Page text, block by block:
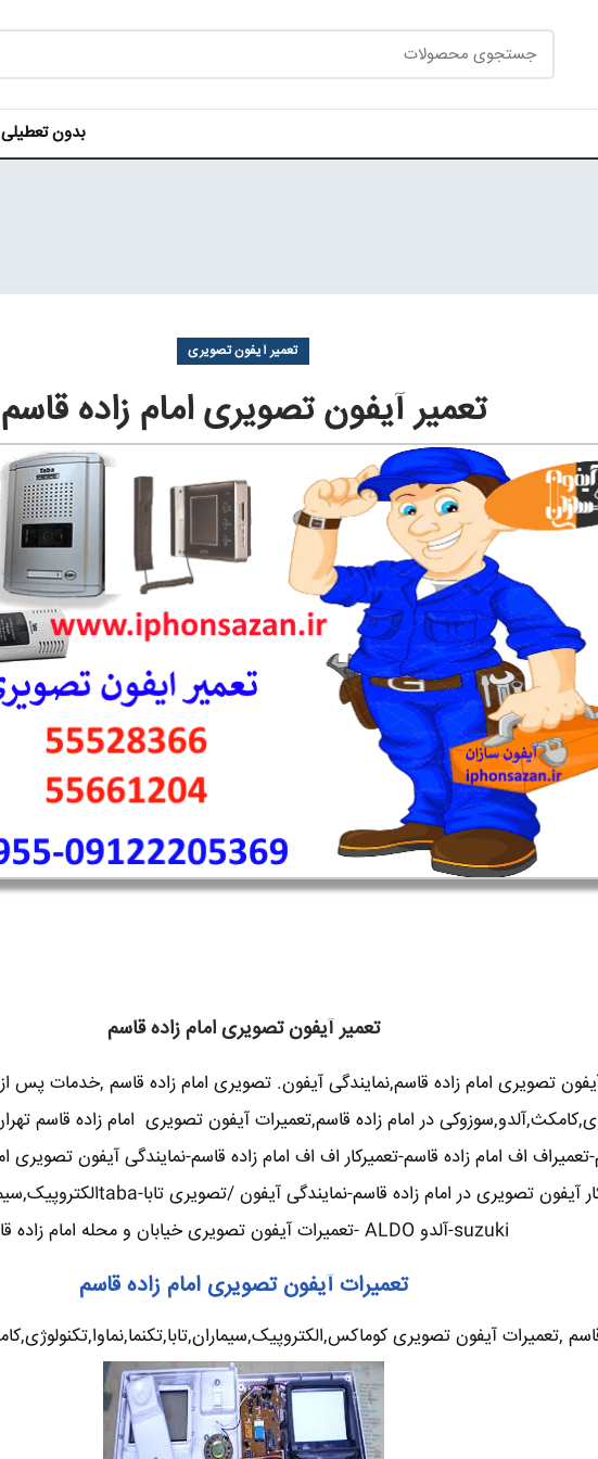
بدون تعطیلی هر
تعمیر آیفون تصویری
تعمیر آیفون تصویری امام زاده قاسم
تعمیر آیفون تصویری امام زاده قاسم
تصویری امام زاده قاسم,نمایندگی آیفون. تصویری امام زاده قاسم ,خدمات
در امام زاده قاسم,تعمیرات آیفون تصویری امام زاده قاسم
اف امام زاده قاسم-تعمیرکار اف اف امام زاده قاسم-نمایندگی آیفون
suzuki-آلدو ALDO -تعمیرات آیفون تصویری خیابان و محله امام زاده قاسم
تعمیرات آیفون تصویری امام زاده قاسم
,تعمیرات آیفون تصویری